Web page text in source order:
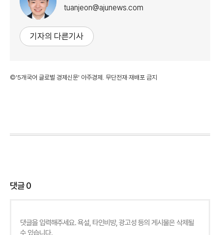
tuanjeon@ajunews.com
기자의 다른기사
©'5개국어 글로벌 경제신문' 아주경제. 무단전재·재배포 금지
댓글0